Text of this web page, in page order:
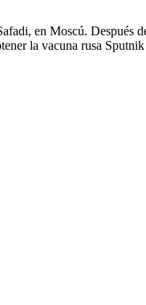
en Moscú. Después
la vacuna rusa